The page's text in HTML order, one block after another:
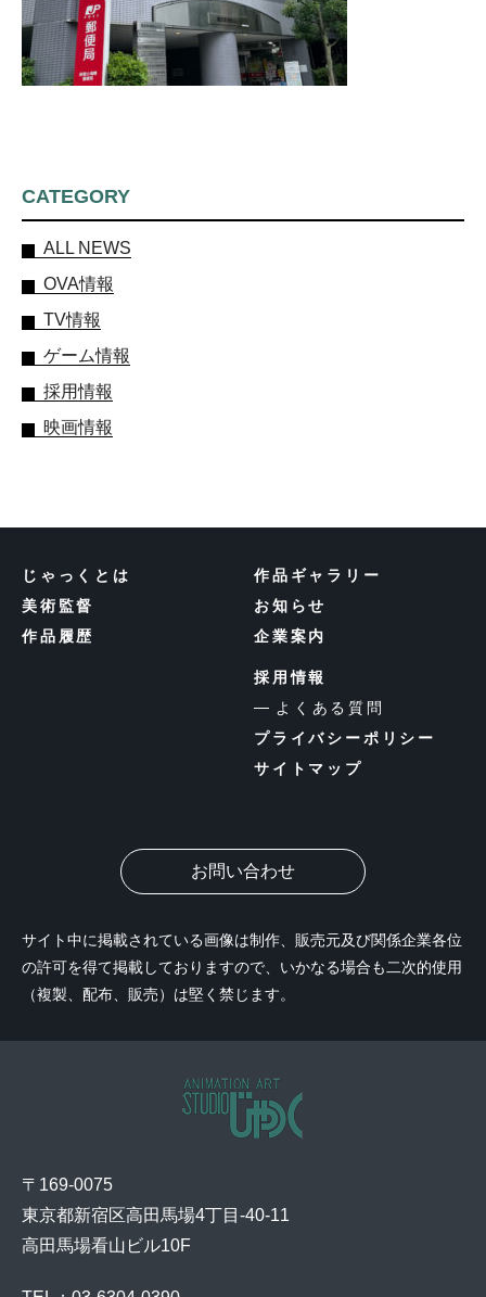
CATEGORY
ALL NEWS
OVA情報
TV情報
ゲーム情報
採用情報
映画情報
〒169-0075
東京都新宿区高田馬場4丁目-40-11
高田馬場看山ビル10F
じゃっくとは
美術監督
作品履歴
作品ギャラリー
お知らせ
企業案内
採用情報
よくある質問
プライバシーポリシー
サイトマップ
お問い合わせ
サイト中に掲載されている画像は制作、販売元及び関係企業各位
の許可を得て掲載しておりますので、いかなる場合も二次的使用
（複製、配布、販売）は堅く禁じます。